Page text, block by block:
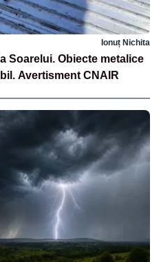
Ionuț Nichita
Soarelui. Obiecte metalice
Avertisment CNAIR